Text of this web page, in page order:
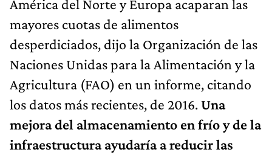
América del Norte y Europa acaparan las
mayores cuotas de alimentos
desperdiciados, dijo la Organización de las
Naciones Unidas para la Alimentación y la
Agricultura (FAO) en un informe, citando
los datos más recientes, de 2016.Una
mejora del almacenamiento en frío y de la
infraestructura ayudaría a reducir las